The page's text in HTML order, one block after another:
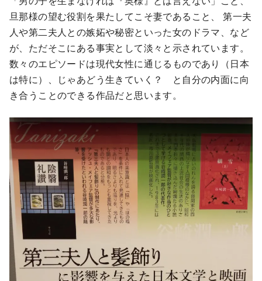
旦那様の望む役割を果たしてこそ妻であること、 第一夫
人や第二夫人との嫉妬や秘密といった女のドラマ、など
が、ただそこにある事実として淡々と示されています。
数々のエピソードは現代女性に通じるものであり（日本
は特に）、じゃあどう生きていく？ と自分の内面に向
き合うことのできる作品だと思います。